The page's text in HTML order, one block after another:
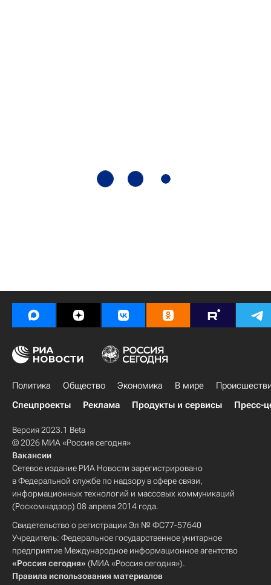
Политика Общество Экономика В мире
Спецпроекты
Реклама Продукты и сервисы Пресс-
Версия 2023.1 Beta
© 2026 МИА «Россия сегодня»
Вакансии
Сетевое издание РИА Новости зарегистрировано
в Федеральной службе по надзору в сфере связи,
информационных технологий и массовых коммуникаций
(Роскомнадзор) 08 апреля 2014 года.
Свидетельство о регистрации Эл № ФС77-57640
Учредитель: Федеральное государственное унитарное
предприятие Международное информационное агентство
«Россия сегодня» (МИА «Россия сегодня»).
Правила использования материалов